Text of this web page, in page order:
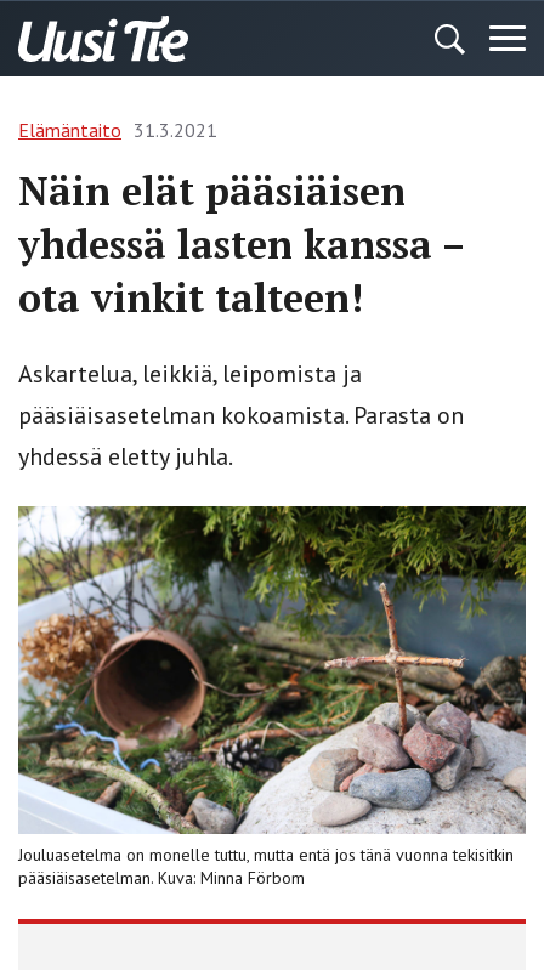
Elämäntaito 31.3.2021
Näin elät pääsiäisen
yhdessä lasten kanssa –
ota vinkit talteen!
Askartelua, leikkiä, leipomista ja
pääsiäisasetelman kokoamista. Parasta on
yhdessä eletty juhla.
Jouluasetelma on monelle tuttu, mutta entä jos tänä vuonna tekisitkin
pääsiäisasetelman. Kuva: Minna Förbom